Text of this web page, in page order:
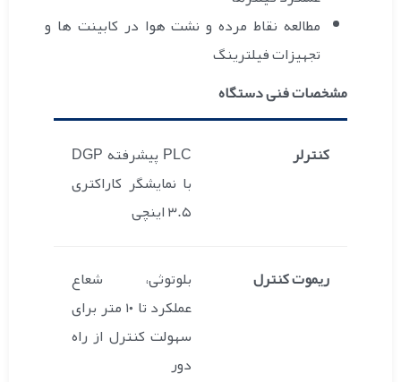
مطالعه نقاط مرده و نشت هوا در کابینت ها و
تجهیزات فیلترینگ
مشخصات فنی دستگاه
کنترلر
PLC پیشرفته DGP
با نمایشگر کاراکتری
۳.۵ اینچی
ریموت کنترل
بلوتوثی، شعاع
عملکرد تا ۱۰ متر برای
سهولت کنترل از راه
دور